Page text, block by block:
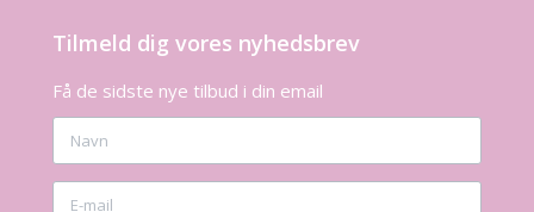
Tilmeld dig vores nyhedsbrev
Få de sidste nye tilbud i din email